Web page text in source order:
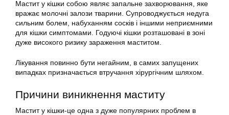
Мастит у кішки собою являє запальне захворювання, яке
вражає молочні залози тварини. Супроводжується недуга
сильним болем, набуханням сосків і іншими неприємними
для кішки симптомами. Годуючі кішки розташовані в зоні
дуже високого ризику зараження маститом.
Лікування повинно бути негайним, в самих запущених
випадках призначається втручання хірургічним шляхом.
Причини виникнення маститу
Мастит у кішки-це одна з дуже популярних проблем в